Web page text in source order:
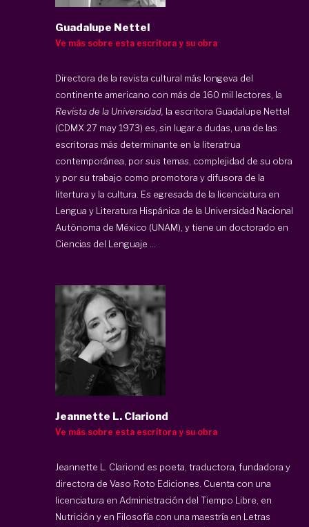
Guadalupe Nettel
Ve más sobre esta escritora y su obra
Directora de la revista cultural más longeva del
continente americano con más de 160 mil lectores, la
Revista de la Universidad, la escritora Guadalupe Nettel
(CDMX 27 may 1973) es, sin lugar a dudas, una de las
escritoras más determinante en la literatrua
contemporánea, por sus temas, complejidad de su obra
y por su trabajo como promotora y difusora de la
litertura y la cultura. Es egresada de la licenciatura en
Lengua y Literatura Hispánica de la Universidad Nacional
Autónoma de México (UNAM), y tiene un doctorado en
Ciencias del Lenguaje ...
Jeannette L. Clariond
Ve más sobre esta escritora y su obra
Jeannette L. Clariond es poeta, traductora, fundadora y
directora de Vaso Roto Ediciones. Cuenta con una
licenciatura en Administración del Tiempo Libre, en
Nutrición y en Filosofía con una maestría en Letras